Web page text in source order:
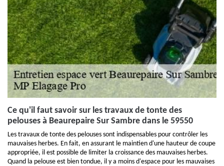
Ce qu'il faut savoir sur les travaux de tonte des
pelouses à Beaurepaire Sur Sambre dans le 59550
Les travaux de tonte des pelouses sont indispensables pour contrôler les
mauvaises herbes. En fait, en assurant le maintien d'une hauteur de coupe
appropriée, il est possible de limiter la croissance des mauvaises herbes.
Quand la pelouse est bien tondue, il y a moins d'espace pour les mauvaises